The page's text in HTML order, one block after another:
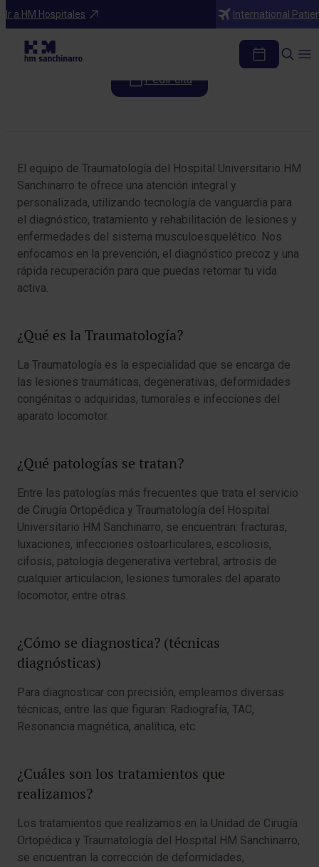
Ir a HM Hospitales International
Especialidades
Cirugía Ortopédica y Traumatología
Pedir cita
El equipo de Traumatología del Hospital Universitario HM
Sanchinarro te ofrece una atención integral y
personalizada, utilizando tecnología de vanguardia para
el diagnóstico, tratamiento y rehabilitación de lesiones y
enfermedades del sistema musculoesquelético. Nos
enfocamos en la prevención, el diagnóstico precoz y una
rápida recuperación para que puedas retomar tu vida
activa.
¿Qué es la Traumatología?
La Traumatología es la especialidad que se encarga de
las lesiones traumáticas, degenerativas, deformidades
congénitas o adquiridas, tumorales e infecciones del
aparato locomotor.
¿Qué patologías se tratan?
Entre las patologías más frecuentes que trata el servicio
de Cirugía Ortopédica y Traumatología del Hospital
Universitario HM Sanchinarro, se encuentran: fracturas,
luxaciones, infecciones ostoarticulares, escoliosis,
cifosis, patología degenerativa vertebral, artrosis de
cualquier articulacion, lesiones tumorales del aparato
locomotor, entre otras.
¿Cómo se diagnostica? (técnicas
diagnósticas)
Para diagnosticar con precisión, empleamos diversas
técnicas, entre las que figuran: Radiografía, TAC,
Resonancia magnética, analítica, etc.
¿Cuáles son los tratamientos que
realizamos?
Los tratamientos que realizamos en la Unidad de Cirugía
Ortopédica y Traumatología del Hospital HM Sanchinarro,
se encuentran la corrección de deformidades,